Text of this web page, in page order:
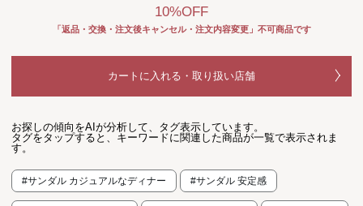
10%OFF
「返品・交換・注文後キャンセル・注文内容変更」不可商品です
カートに入れる・取り扱い店舗
お探しの傾向をAIが分析して、タグ表示しています。
タグをタップすると、キーワードに関連した商品が一覧で表示されま
す。
#サンダル カジュアルなディナー #サンダル 安定感